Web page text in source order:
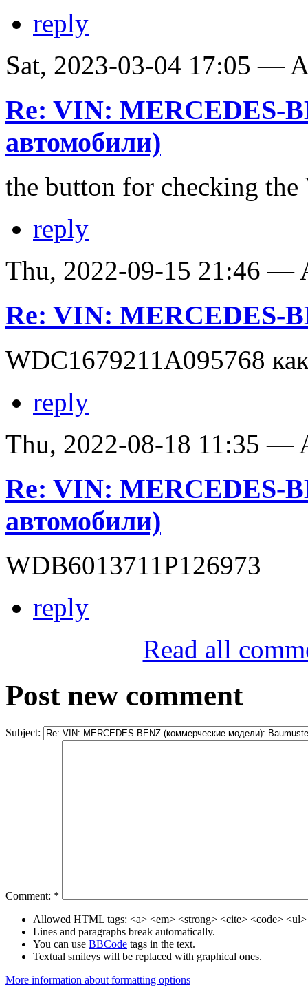
reply
Sat, 2023-03-04 17:05 —
Re: VIN: MERCEDES-
автомобили)
the button for checking
reply
Thu, 2022-09-15 21:46 —
Re: VIN: MERCEDES-
WDC1679211A095768
reply
Thu, 2022-08-18 11:35 —
Re: VIN: MERCEDES-
автомобили)
WDB6013711P126973
reply
Read all
Post new comment
Subject:
Comment: *
Allowed HTML tags: <a> <em> <strong> <cite> <code>
Lines and paragraphs break automatically.
You can use BBCode tags in the text.
Textual smileys will be replaced with graphical ones.
More information about formatting options